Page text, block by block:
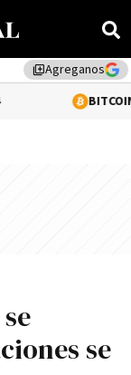
library_addAgreganos
-0.07%
se